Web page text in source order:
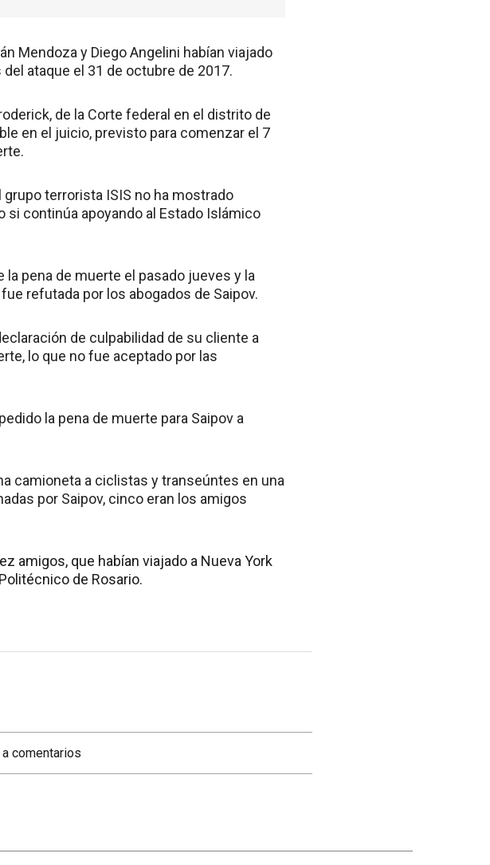
Mendoza y Diego Angelini habían viajado
ataque el 31 de octubre de 2017.
de la Corte federal en el distrito de
en el juicio, previsto para comenzar el 7
grupo terrorista ISIS no ha mostrado
continúa apoyando al Estado Islámico
pena de muerte el pasado jueves y la
refutada por los abogados de Saipov.
de culpabilidad de su cliente a
lo que no fue aceptado por las
la pena de muerte para Saipov a
camioneta a ciclistas y transeúntes en una
por Saipov, cinco eran los amigos
amigos, que habían viajado a Nueva York
de Rosario.
comentarios